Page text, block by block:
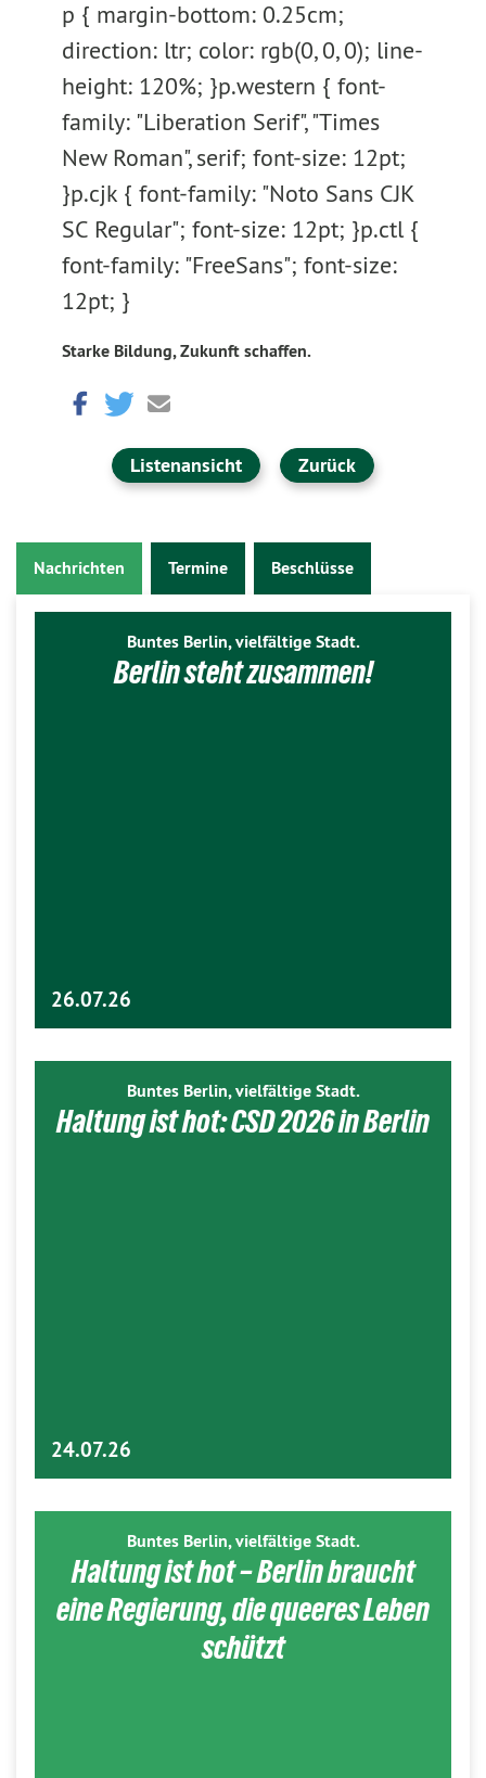
p { margin-bottom: 0.25cm;
direction: ltr; color: rgb(0, 0, 0); line-
height: 120%; }p.western { font-
family: "Liberation Serif", "Times
New Roman", serif; font-size: 12pt;
}p.cjk { font-family: "Noto Sans CJK
SC Regular"; font-size: 12pt; }p.ctl {
font-family: "FreeSans"; font-size:
12pt; }
Starke Bildung, Zukunft schaffen.
Listenansicht Zurück
Nachrichten Termine Beschlüsse
Buntes Berlin, vielfältige Stadt.
Berlin steht zusammen!
26.07.26
Buntes Berlin, vielfältige Stadt.
Haltung ist hot: CSD 2026 in Berlin
24.07.26
Buntes Berlin, vielfältige Stadt.
Haltung ist hot – Berlin braucht
eine Regierung, die queeres Leben
schützt